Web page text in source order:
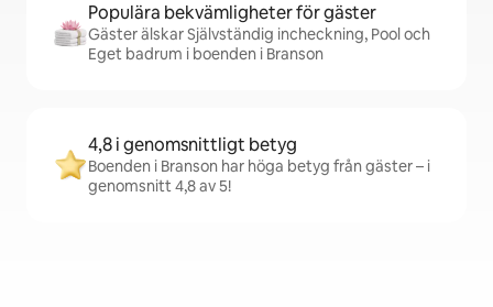
Populära bekvämligheter för gäster
Gäster älskar Självständig incheckning, Pool och
Eget badrum i boenden i Branson
4,8 i genomsnittligt betyg
Boenden i Branson har höga betyg från gäster – i
genomsnitt 4,8 av 5!